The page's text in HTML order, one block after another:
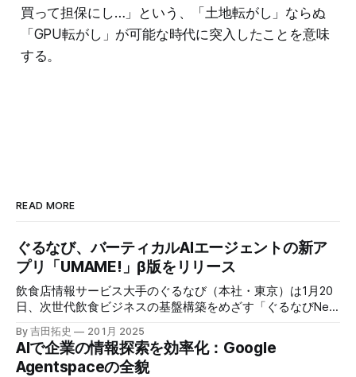
買って担保にし…」という、「土地転がし」ならぬ
「GPU転がし」が可能な時代に突入したことを意味
する。
READ MORE
ぐるなび、バーティカルAIエージェントの新ア
プリ「UMAME!」β版をリリース
飲食店情報サービス大手のぐるなび（本社・東京）は1月20
日、次世代飲食ビジネスの基盤構築をめざす「ぐるなびNext
プロジェクト」の初成果として、新たな飲食店探索アプリ
「UMAME!（うまみー！）」のβ版を公開した。
By 吉田拓史 20 1月 2025
AIで企業の情報探索を効率化：Google
Agentspaceの全貌